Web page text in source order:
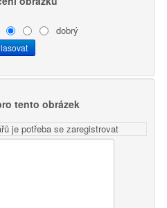
dobrý
tento obrázek
je potřeba se zaregistrovat